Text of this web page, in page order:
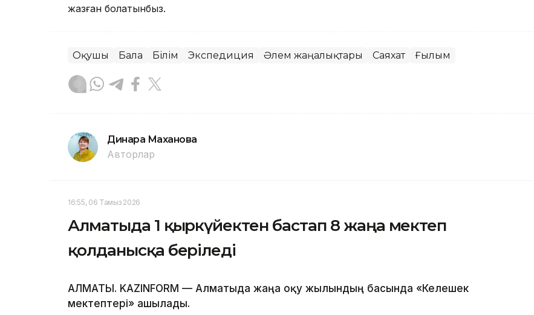
жазған болатынбыз.
Оқушы Бала Білім Экспедиция Әлем жаңалықтары Саяхат Ғылым
Динара Маханова
Авторлар
16:55, 06 Тамыз 2026
Алматыда 1 қыркүйектен бастап 8 жаңа мектеп
қолданысқа беріледі
АЛМАТЫ. KAZINFORM — Алматыда жаңа оқу жылындың басында «Келешек
мектептері» ашылады.